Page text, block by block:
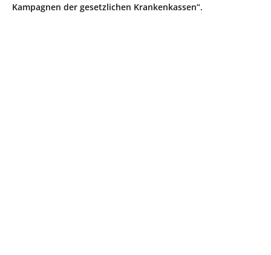
Kampagnen der gesetzlichen Krankenkassen“.